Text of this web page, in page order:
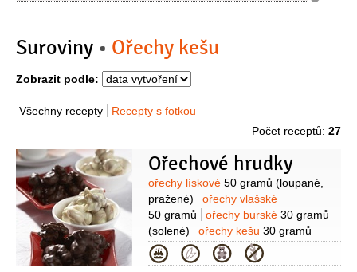
Suroviny Ořechy kešu
Zobrazit podle:
Všechny recepty
Recepty s fotkou
Počet receptů: 27
Ořechové hrudky
Suroviny
ořechy lískové 50 gramů (loupané,
pražené)
ořechy vlašské
50 gramů
ořechy burské 30 gramů
(solené)
ořechy kešu 30 gramů
(solené)
mandle
30 gramů
(pražené)
čokoláda bílá
Kategorie